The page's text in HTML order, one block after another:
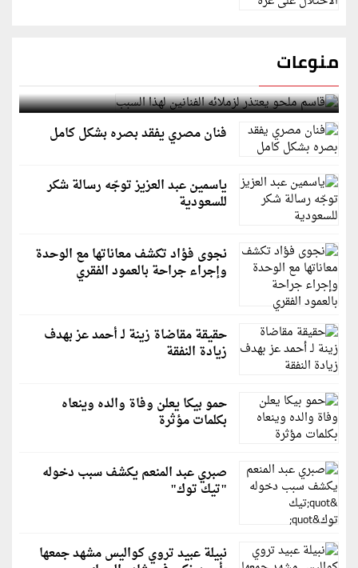
منوعات
قاسم ملحو يعتذر لزملائه الفنانين لهذا السبب
فنان مصري يفقد بصره بشكل كامل
ياسمين عبد العزيز توجّه رسالة شكر
للسعودية
نجوى فؤاد تكشف معاناتها مع الوحدة
وإجراء جراحة بالعمود الفقري
حقيقة مقاضاة زينة لـ أحمد عز بهدف
زيادة النفقة
حمو بيكا يعلن وفاة والده وينعاه
بكلمات مؤثرة
صبري عبد المنعم يكشف سبب دخوله
"تيك توك"
نبيلة عبيد تروي كواليس مشهد جمعها